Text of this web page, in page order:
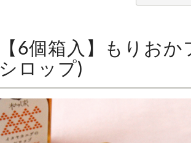
【6個箱入】もりお
シロップ)